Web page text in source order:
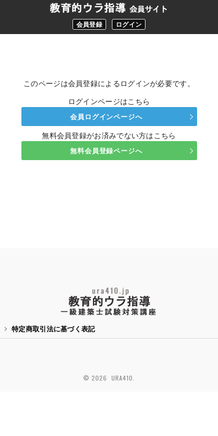
会員登録 ログイン
このページは会員登録によるログインが必要です。
ログインページはこちら
会員ログインページへ
無料会員登録がお済みでない方はこちら
無料会員登録ページへ
特定商取引法に基づく表記
© 2026 URA410.